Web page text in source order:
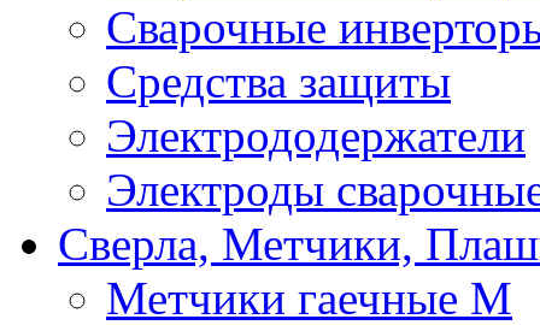
Сварочные
Средства защиты
Электрододержатели
Электроды
Сверла, Метчики,
Метчики гаечные М